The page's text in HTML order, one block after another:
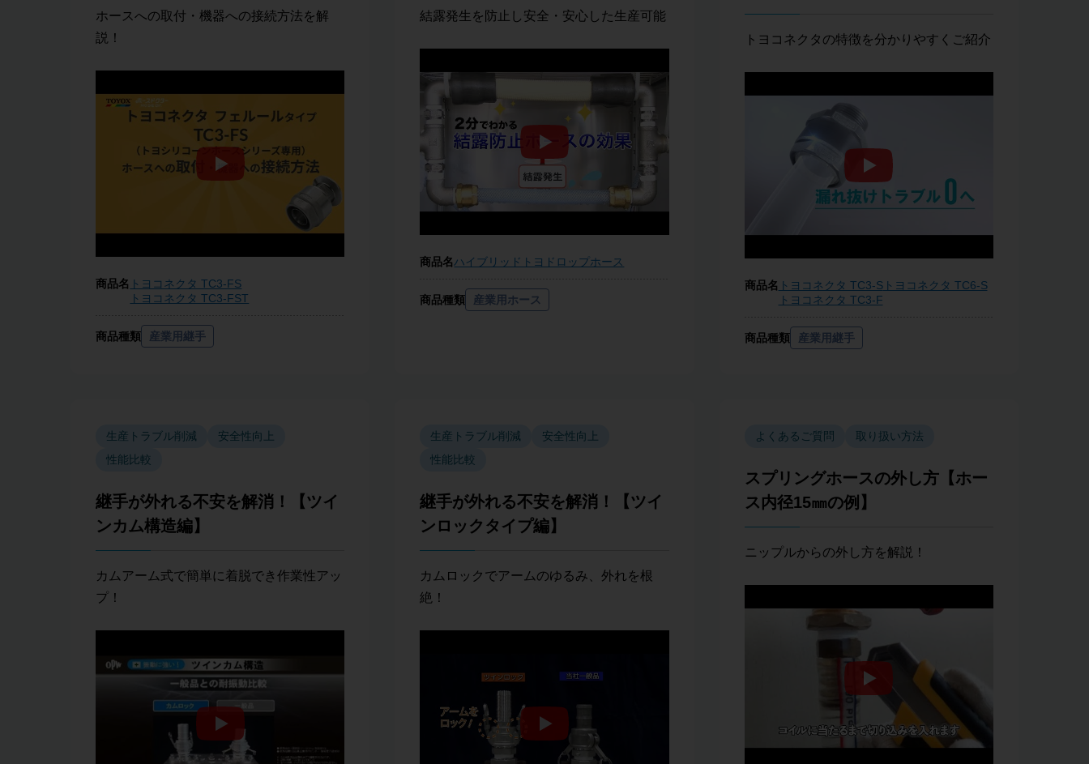
ホースへの取付・機器への接続方法を解
説！
商品名 トヨコネクタ TC3-FS
トヨコネクタ TC3-FST
商品種類 産業用継手
結露発生を防止し安全・安心した生産可能
商品名ハイブリッドトヨドロップホース
商品種類 産業用ホース
トヨコネクタの特徴を分かりやすくご紹介
商品名 トヨコネクタ TC3-Sトヨコネクタ TC6-S
トヨコネクタ TC3-F
商品種類 産業用継手
生産トラブル削減
安全性向上
性能比較
継手が外れる不安を解消！【ツイ
ンカム構造編】
カムアーム式で簡単に着脱でき作業性アッ
プ！
生産トラブル削減
安全性向上
性能比較
継手が外れる不安を解消！【ツイ
ンロックタイプ編】
カムロックでアームのゆるみ、外れを根
絶！
よくあるご質問 取り扱い方法
スプリングホースの外し方【ホー
ス内径15㎜の例】
ニップルからの外し方を解説！